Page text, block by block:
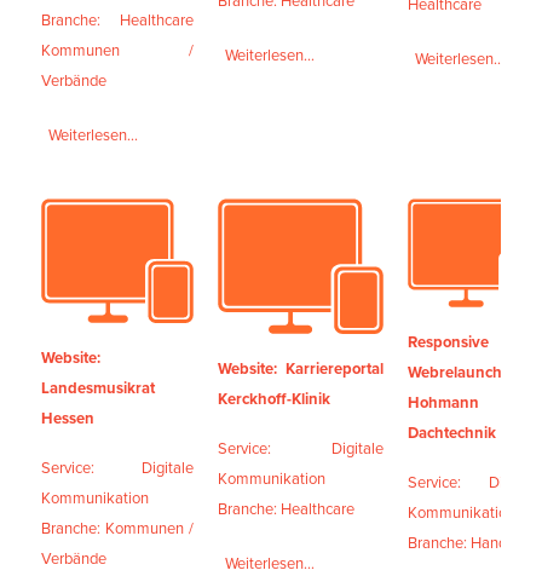
Branche: Healthcare
Kommunen /
Verbände
Weiterlesen...
Weiterlesen... Weiterlesen...
Website:
Landesmusikrat
Hessen
Service: Digitale
Kommunikation
Branche: Kommunen /
Verbände
Website: Karriereportal
Kerckhoff-Klinik
Service: Digitale
Kommunikation
Branche: Healthcare
Weiterlesen...
Responsive
Webrelaunch für
Hohmann
Dachtechnik
Service: Digitale
Kommunikation
Branche: Handwerk